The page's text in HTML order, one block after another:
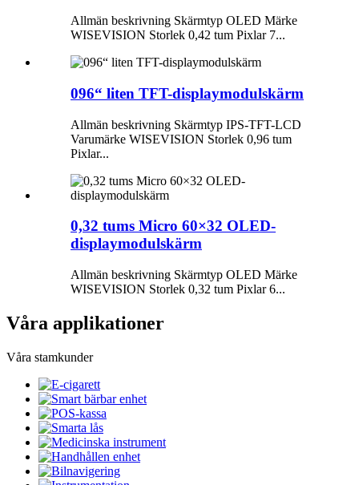
Allmän beskrivning Skärmtyp OLED Märke
WISEVISION Storlek 0,42 tum Pixlar 7...
096“ liten TFT-displaymodulskärm
Allmän beskrivning Skärmtyp IPS-TFT-LCD
Varumärke WISEVISION Storlek 0,96 tum
Pixlar...
0,32 tums Micro 60×32 OLED-
displaymodulskärm
Allmän beskrivning Skärmtyp OLED Märke
WISEVISION Storlek 0,32 tum Pixlar 6...
Våra applikationer
Våra stamkunder